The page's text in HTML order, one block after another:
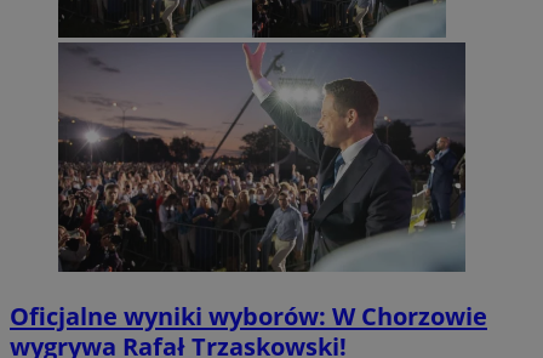
Oficjalne wyniki wyborów: W Chorzowie
wygrywa Rafał Trzaskowski!